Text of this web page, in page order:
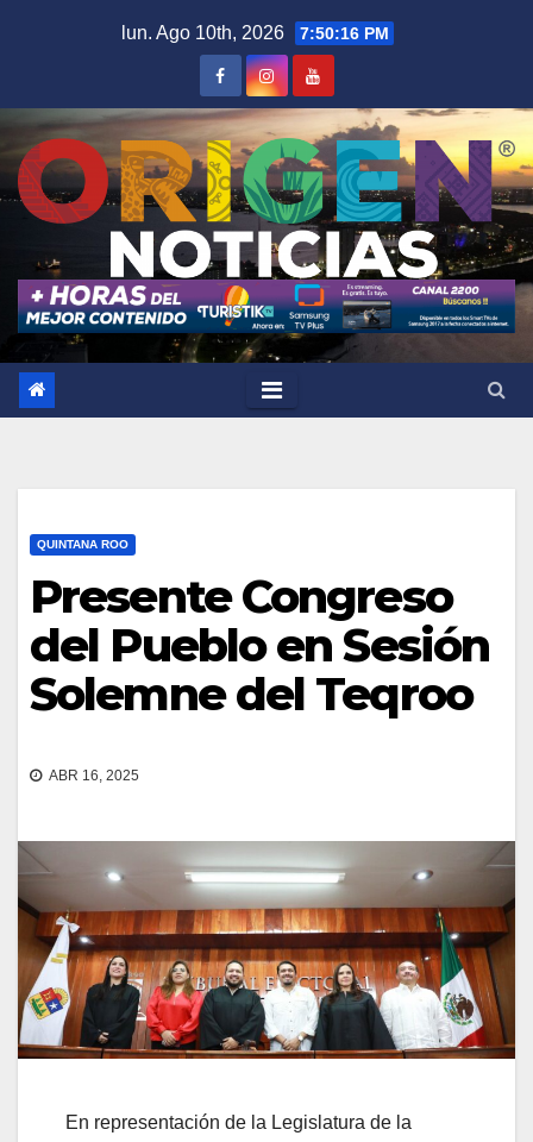
lun. Ago 10th, 2026 7:50:17 PM
QUINTANA ROO
Presente Congreso
del Pueblo en Sesión
Solemne del Teqroo
ABR 16, 2025
En representación de la Legislatura de la